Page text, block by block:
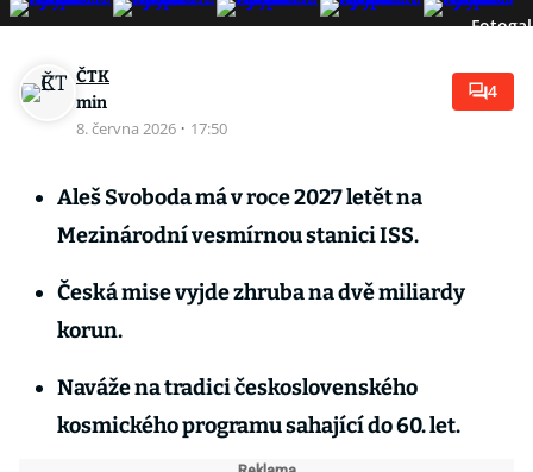
ČTK
min
8. června 2026 · 17:50
4
Aleš Svoboda má v roce 2027 letět na
Mezinárodní vesmírnou stanici ISS.
Česká mise vyjde zhruba na dvě miliardy
korun.
Naváže na tradici československého
kosmického programu sahající do 60. let.